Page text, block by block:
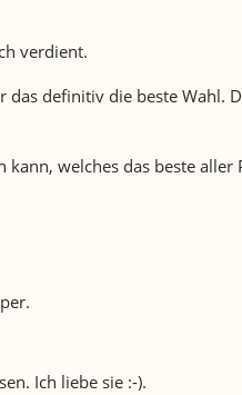
verdient.
definitiv die beste
welches das beste aller
Ich liebe sie :-).